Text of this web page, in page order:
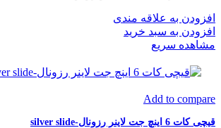
افزودن به علاقه مندی
افزودن به سبد خرید
مشاهده سریع
Add to compare
قیچی کات 6 اینچ جت لاینر رزونال-silver slide